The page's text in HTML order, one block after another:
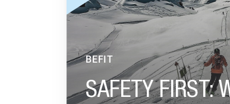
SAFETY FIRST:
BEFIT